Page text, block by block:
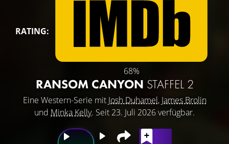
RATING:
68%
RANSOM CANYON STAFFEL 2
Eine Western-Serie mit Josh Duhamel, James Brolin
und Minka Kelly. Seit 23. Juli 2026 verfügbar.